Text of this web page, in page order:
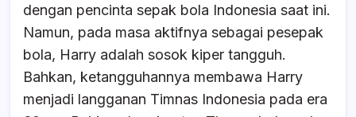
dengan pencinta sepak bola Indonesia saat ini.
Namun, pada masa aktifnya sebagai pesepak
bola, Harry adalah sosok kiper tangguh.
Bahkan, ketangguhannya membawa Harry
menjadi langganan Timnas Indonesia pada era